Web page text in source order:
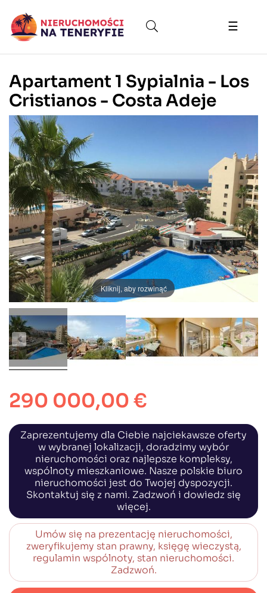
Toggle
☰
Apartament 1 Sypialnia - Los
Cristianos - Costa Adeje
Kliknij, aby rozwinąć
290 000,00 €
Zaprezentujemy dla Ciebie najciekawsze oferty
w wybranej lokalizacji, doradzimy wybór
nieruchomości oraz najlepsze kompleksy,
wspólnoty mieszkaniowe. Nasze polskie biuro
nieruchomości jest do Twojej dyspozycji.
Skontaktuj się z nami. Zadzwoń i dowiedz się
więcej.
Umów się na prezentację nieruchomości,
zweryfikujemy stan prawny, księgę wieczystą,
regulamin wspólnoty, stan nieruchomości.
Zadzwoń.